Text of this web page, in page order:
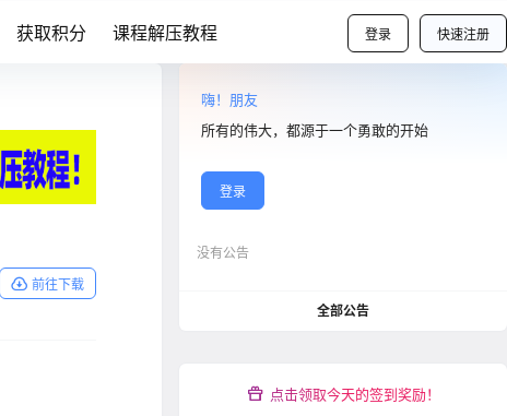
登录 快速注册
获取积分 课程解压教程
前往下载
嗨！朋友
所有的伟大，都源于一个勇敢的开始
登录
没有公告
全部公告
点击领取今天的签到奖励！